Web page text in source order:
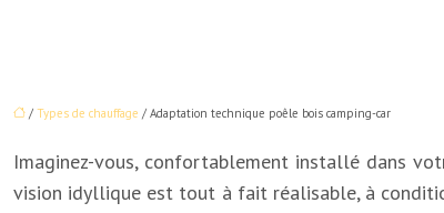
/ Types de chauffage / Adaptation technique poêle bois camping-car
Imaginez-vous, confortablement installé dans
vision idyllique est tout à fait réalisable, à